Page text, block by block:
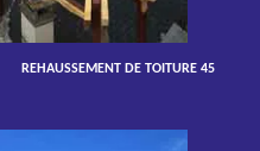
REHAUSSEMENT DE TOITURE 45